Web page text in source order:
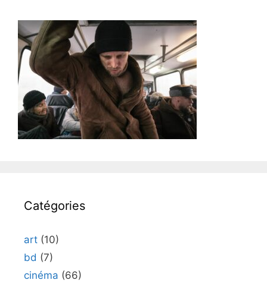
Catégories
art (10)
bd (7)
cinéma (66)